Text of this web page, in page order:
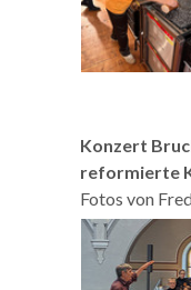
Konzert
reformierte
Fotos von